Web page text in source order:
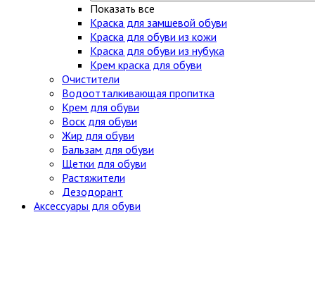
Показать все
Краска для замшевой обуви
Краска для обуви из кожи
Краска для обуви из нубука
Крем краска для обуви
Очистители
Водоотталкивающая пропитка
Крем для обуви
Воск для обуви
Жир для обуви
Бальзам для обуви
Щетки для обуви
Растяжители
Дезодорант
Аксессуары для обуви